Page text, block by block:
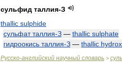
сульфид таллия-З
thallic sulphide
сульфат таллия-З — thallic sulphate
гидроокись таллия-З — thallic
Русско-английский научный словарь >